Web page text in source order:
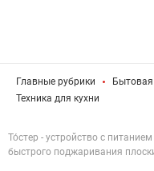
Главные рубрики
Бытовая
Техника для кухни
То́стер - устройство с
быстрого поджаривания